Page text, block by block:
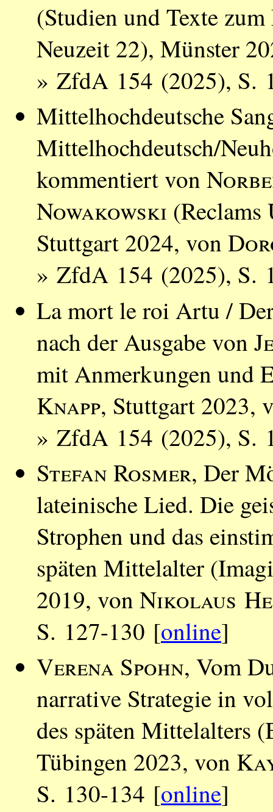
(Studien und Texte
Neuzeit 22), Münster
» ZfdA 154 (2025), S.
Mittelhochdeutsche
Mittelhochdeutsch/
kommentiert von
Nowakowski
Stuttgart 2024, von
» ZfdA 154 (2025), S.
La mort le roi Artu /
nach der Ausgabe von
mit Anmerkungen und
Knapp, Stuttgart 2023,
» ZfdA 154 (2025), S.
Stefan Rosmer, Der
lateinische Lied. Die
Strophen und das
späten Mittelalter
2019, von Nikolaus
S. 127-130 [online]
Verena Spohn, Vom
narrative Strategie in
des späten Mittelalters
Tübingen 2023, von
S. 130-134 [online]